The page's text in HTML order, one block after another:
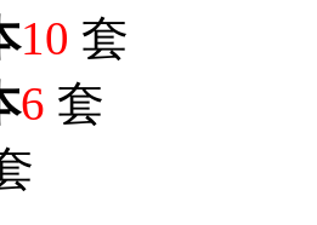
10 套
6 套